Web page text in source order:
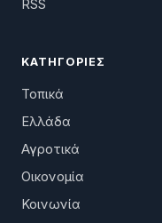
RSS
ΚΑΤΗΓΟΡΊΕΣ
Τοπικά
Ελλάδα
Αγροτικά
Οικονομία
Κοινωνία